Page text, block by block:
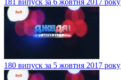
180 випуск за 5 жовтня 2017 року